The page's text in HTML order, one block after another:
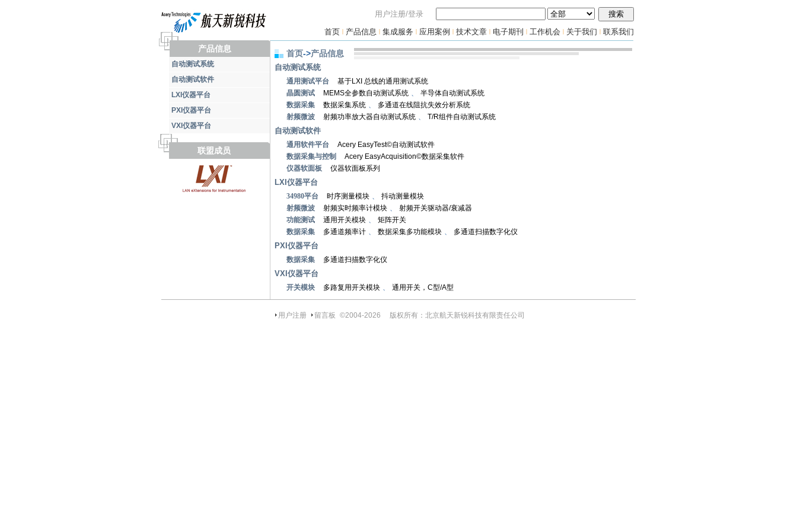
用户注册/登录
首页 | 产品信息 | 集成服务 | 应用案例 | 技术文章 | 电子期刊 | 工作机会 | 关于我们 | 联系我们
产品信息
自动测试系统
自动测试软件
LXI仪器平台
PXI仪器平台
VXI仪器平台
联盟成员
首页->产品信息
自动测试系统
通用测试平台
基于LXI 总线的通用测试系统
晶圆测试
MEMS全参数自动测试系统 、
半导体自动测试系统
数据采集
数据采集系统 、
多通道在线阻抗失效分析系统
射频微波
射频功率放大器自动测试系统 、 T/R组件自动测试系统
自动测试软件
通用软件平台
Acery EasyTest©自动测试软件
数据采集与控制
Acery EasyAcquisition©数据采集软件
仪器软面板
仪器软面板系列
LXI仪器平台
34980平台 时序测量模块 、
抖动测量模块
射频微波
射频实时频率计模块 、
射频开关驱动器/衰减器
功能测试
通用开关模块 、
矩阵开关
数据采集
多通道频率计 、 数据采集多功能模块 、 多通道扫描数字化仪
PXI仪器平台
数据采集 多通道扫描数字化仪
VXI仪器平台
开关模块 多路复用开关模块 、 通用开关，C型/A型
用户注册 留言板 ©2004-2026 版权所有：北京航天新锐科技有限责任公司